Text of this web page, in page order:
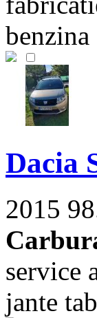
Dacia
2015
service
jante